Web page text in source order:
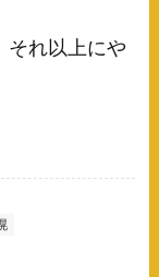
それ以上にや